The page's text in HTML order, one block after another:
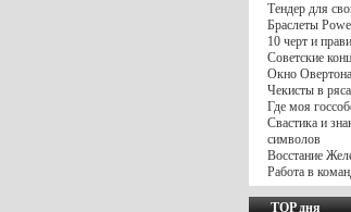
Тендер для
Браслеты
10 черт и
Советские
Окно
Чекисты в
Где моя
Свастика и
символов
Восстание
Работа в
TOP дня